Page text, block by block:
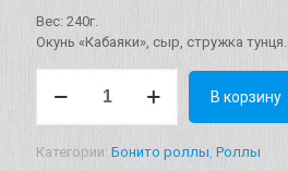
Вес: 240г.
Oкунь «Кабаяки», сыр, стружка тунця.
товара
чиз
В корзину
Категории: Бонито роллы, Роллы